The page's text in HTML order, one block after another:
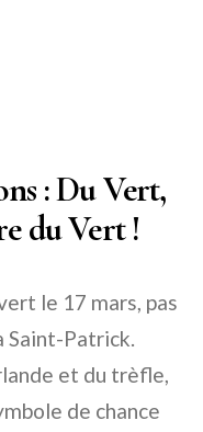
: Du Vert,
du Vert !
le 17 mars, pas
Saint-Patrick.
et du trèfle,
de chance